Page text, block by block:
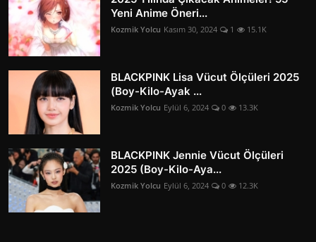
Yeni Anime Öneri...
Kozmik Yolcu Kasım 30, 2024 1 15.1K
BLACKPINK Lisa Vücut Ölçüleri 2025
(Boy-Kilo-Ayak ...
Kozmik Yolcu Eylül 6, 2024 0 13.3K
BLACKPINK Jennie Vücut Ölçüleri
2025 (Boy-Kilo-Aya...
Kozmik Yolcu Eylül 6, 2024 0 12.3K